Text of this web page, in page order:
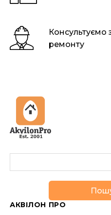
Консультуємо
ремонту
АКВІЛОН ПРО